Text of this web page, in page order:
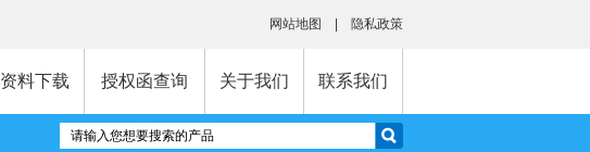
网站地图 隐私政策
资料下载 授权函查询 关于我们 联系我们